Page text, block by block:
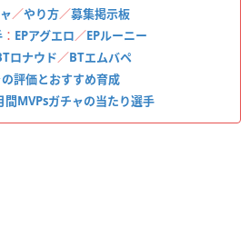
／やり方／募集掲示板
： EPアグエロ／EPルーニー
ロナウド／BTエムバペ
評価とおすすめ育成
間MVPsガチャの当たり選手